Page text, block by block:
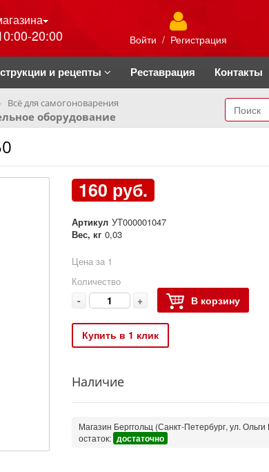
20:00 Войти / Регистрация
и рецепты Реставрация Контакты
Всё для самогоноварения
оборудование
160 руб.
Артикул УТ000001047
Вес, кг 0,03
Цена за 1
Количество
- + В корзину
Купить в 1 клик
Наличие
Магазин Берггольц (Санкт-Петербург, ул. Ольги
остаток: достаточно